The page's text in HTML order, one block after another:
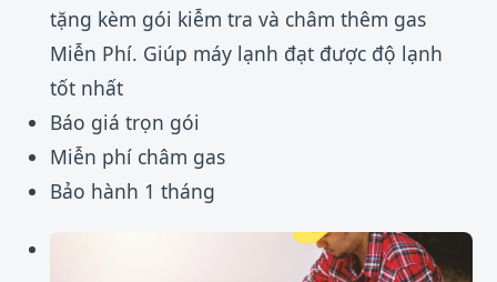
tặng kèm gói kiễm tra và châm thêm gas
Miễn Phí. Giúp máy lạnh đạt được độ lạnh
tốt nhất
Báo giá trọn gói
Miễn phí châm gas
Bảo hành 1 tháng